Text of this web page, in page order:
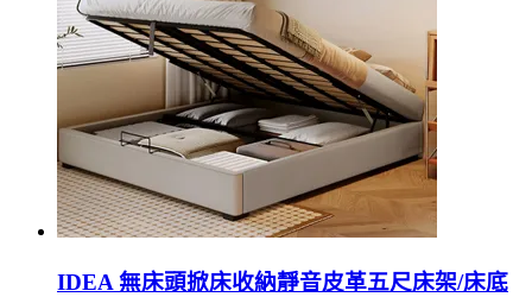
IDEA 無床頭掀床收納靜音皮革五尺床架/床底